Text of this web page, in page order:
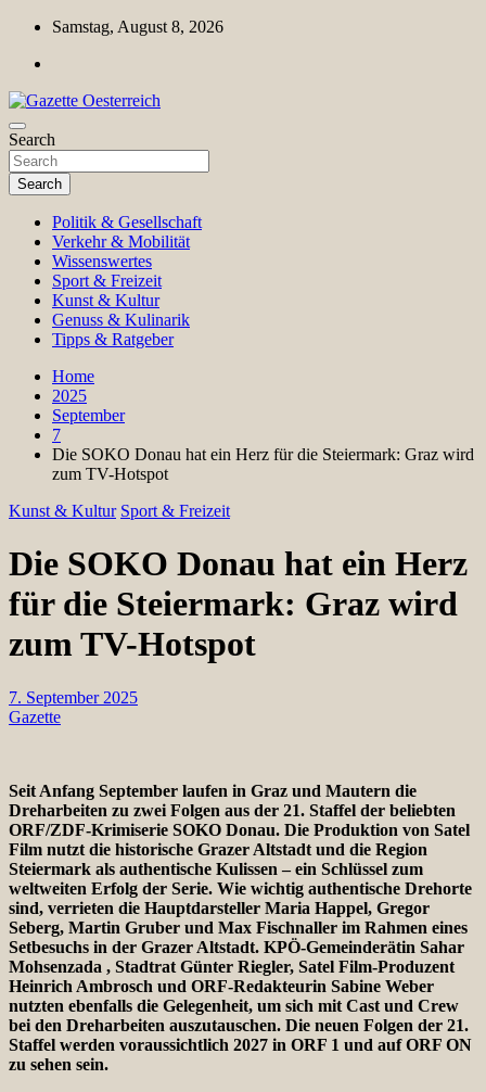
Skip
content
Samstag, August 8, 2026
Gazette Oesterreich
Magazin für Freizeit, Politik, Kultur & Wissenschaft
Search
Search
Politik & Gesellschaft
Verkehr & Mobilität
Wissenswertes
Sport & Freizeit
Kunst & Kultur
Genuss & Kulinarik
Tipps & Ratgeber
Home
2025
September
7
Die SOKO Donau hat ein Herz für die Steiermark: Graz wird
zum TV-Hotspot
Kunst & Kultur Sport & Freizeit
Die SOKO Donau hat ein Herz
für die Steiermark: Graz wird
zum TV-Hotspot
7. September 2025
Gazette
Seit Anfang September laufen in Graz und Mautern die
Dreharbeiten zu zwei Folgen aus der 21. Staffel der beliebten
ORF/ZDF-Krimiserie SOKO Donau. Die Produktion von Satel
Film nutzt die historische Grazer Altstadt und die Region
Steiermark als authentische Kulissen – ein Schlüssel zum
weltweiten Erfolg der Serie. Wie wichtig authentische Drehorte
sind, verrieten die Hauptdarsteller Maria Happel, Gregor
Seberg, Martin Gruber und Max Fischnaller im Rahmen eines
Setbesuchs in der Grazer Altstadt. KPÖ-Gemeinderätin Sahar
Mohsenzada , Stadtrat Günter Riegler, Satel Film-Produzent
Heinrich Ambrosch und ORF-Redakteurin Sabine Weber
nutzten ebenfalls die Gelegenheit, um sich mit Cast und Crew
bei den Dreharbeiten auszutauschen. Die neuen Folgen der 21.
Staffel werden voraussichtlich 2027 in ORF 1 und auf ORF ON
zu sehen sein.